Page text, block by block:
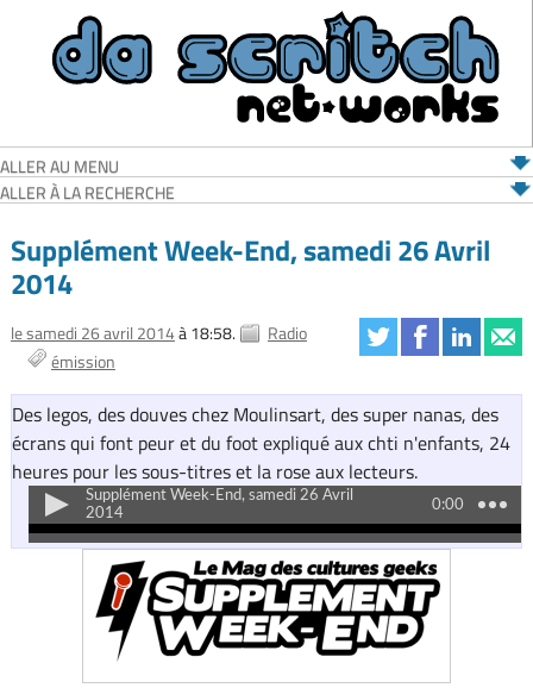
ALLER AU MENU
ALLER À LA RECHERCHE
Supplément Week-End, samedi 26 Avril
2014
le samedi 26 avril 2014à 18:58.
Radio
émission
Des legos, des douves chez Moulinsart, des super nanas, des
écrans qui font peur et du foot expliqué aux chti n'enfants, 24
heures pour les sous-titres et la rose aux lecteurs.